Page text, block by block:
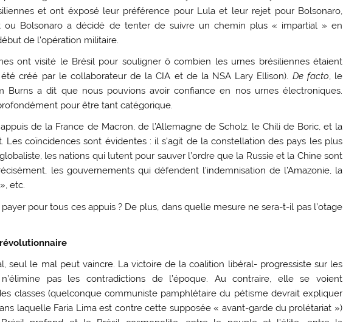
et ont éxposé leur préférence pour Lula et leur rejet pour Bolsonaro,
ou Bolsonaro a décidé de tenter de suivre un chemin plus « impartial » en
de l’opération militaire.
ont visité le Brésil pour souligner ô combien les urnes brésiliennes étaient
créé par le collaborateur de la CIA et de la NSA Lary Ellison). De facto, le
Burns a dit que nous pouvions avoir confiance en nos urnes électroniques.
pour être tant catégorique.
de la France de Macron, de l’Allemagne de Scholz, le Chili de Boric, et la
Les coïncidences sont évidentes : il s’agit de la constellation des pays les plus
les nations qui lutent pour sauver l’ordre que la Russie et la Chine sont
les gouvernements qui défendent l’indemnisation de l’Amazonie, la
etc.
pour tous ces appuis ? De plus, dans quelle mesure ne sera-t-il pas l’otage
seul le mal peut vaincre. La victoire de la coalition libéral- progressiste sur les
n’élimine pas les contradictions de l’époque. Au contraire, elle se voient
classes (quelconque communiste pamphlétaire du pétisme devrait expliquer
laquelle Faria Lima est contre cette supposée « avant-garde du prolétariat »)